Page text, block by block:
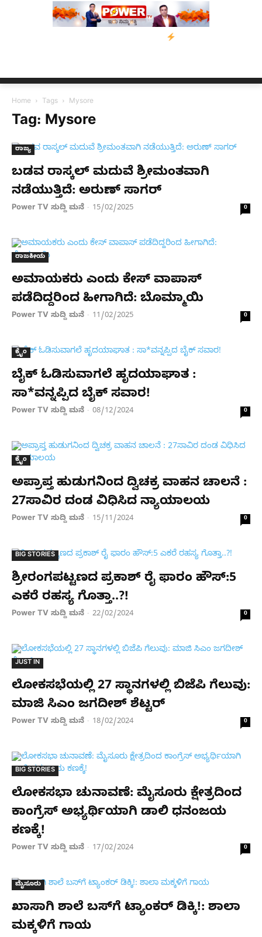
ಬೆಂಗಳೂರಿನಿಂದ ಅಸ್ಸಾಂ
Home Tags Mysore
Tag: Mysore
ರಾಜ್ಯ
ಬಡವ ರಾಸ್ಕಲ್​ ಮದುವೆ ಶ್ರೀಮಂತವಾಗಿ
ನಡೆಯುತ್ತಿದೆ: ಅರುಣ್​ ಸಾಗರ್​
Power TV ಸುದ್ದಿ ಮನೆ - 15/02/2025 0
ರಾಜಕೀಯ
ಅಮಾಯಕರು ಎಂದು ಕೇಸ್​ ವಾಪಾಸ್​
ಪಡೆದಿದ್ದರಿಂದ ಹೀಗಾಗಿದೆ: ಬೊಮ್ಮಾಯಿ
Power TV ಸುದ್ದಿ ಮನೆ - 11/02/2025 0
ಕ್ರೈಂ
ಬೈಕ್ ಓಡಿಸುವಾಗಲೆ ಹೃದಯಾಘಾತ :
ಸಾ*ವನ್ನಪ್ಪಿದ ಬೈಕ್​ ಸವಾರ!
Power TV ಸುದ್ದಿ ಮನೆ - 08/12/2024 0
ಕ್ರೈಂ
ಅಪ್ರಾಪ್ತ ಹುಡುಗನಿಂದ ದ್ವಿಚಕ್ರ ವಾಹನ ಚಾಲನೆ :
27ಸಾವಿರ ದಂಡ ವಿಧಿಸಿದ ನ್ಯಾಯಾಲಯ
Power TV ಸುದ್ದಿ ಮನೆ - 15/11/2024 0
BIG STORIES
ಶ್ರೀರಂಗಪಟ್ಟಣದ ಪ್ರಕಾಶ್ ರೈ ಫಾರಂ ಹೌಸ್:5
ಎಕರೆ ರಹಸ್ಯ ಗೊತ್ತಾ..?!
Power TV ಸುದ್ದಿ ಮನೆ - 22/02/2024 0
JUST IN
ಲೋಕಸಭೆಯಲ್ಲಿ 27 ಸ್ಥಾನಗಳಲ್ಲಿ ಬಿಜೆಪಿ ಗೆಲುವು:
ಮಾಜಿ ಸಿಎಂ ಜಗದೀಶ್​ ಶೆಟ್ಟರ್​
Power TV ಸುದ್ದಿ ಮನೆ - 18/02/2024 0
BIG STORIES
ಲೋಕಸಭಾ ಚುನಾವಣೆ: ಮೈಸೂರು ಕ್ಷೇತ್ರದಿಂದ
ಕಾಂಗ್ರೆಸ್‌ ಅಭ್ಯರ್ಥಿಯಾಗಿ ಡಾಲಿ ಧನಂಜಯ
ಕಣಕ್ಕೆ!
Power TV ಸುದ್ದಿ ಮನೆ - 17/02/2024 0
ಮೈಸೂರು
ಖಾಸಾಗಿ ಶಾಲೆ ಬಸ್​​​​ಗೆ ಟ್ಯಾಂಕರ್ ಡಿಕ್ಕಿ!: ಶಾಲಾ
ಮಕ್ಕಳಿಗೆ ಗಾಯ